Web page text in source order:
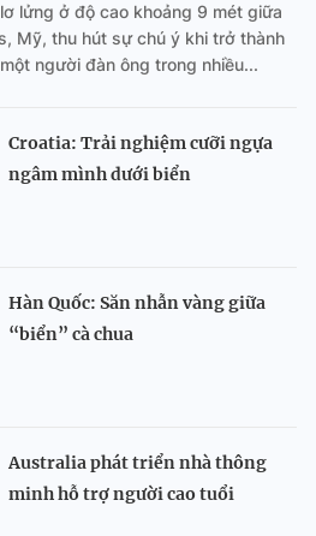
lửng ở độ cao khoảng 9 mét giữa
Mỹ, thu hút sự chú ý khi trở thành
người đàn ông trong nhiều...
Croatia: Trải nghiệm cưỡi ngựa
ngâm mình dưới biển
Hàn Quốc: Săn nhẫn vàng giữa
“biển” cà chua
Australia phát triển nhà thông
minh hỗ trợ người cao tuổi